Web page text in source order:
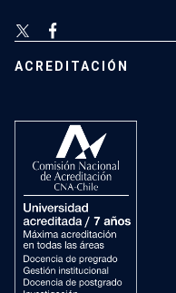
ACREDITACIÓN